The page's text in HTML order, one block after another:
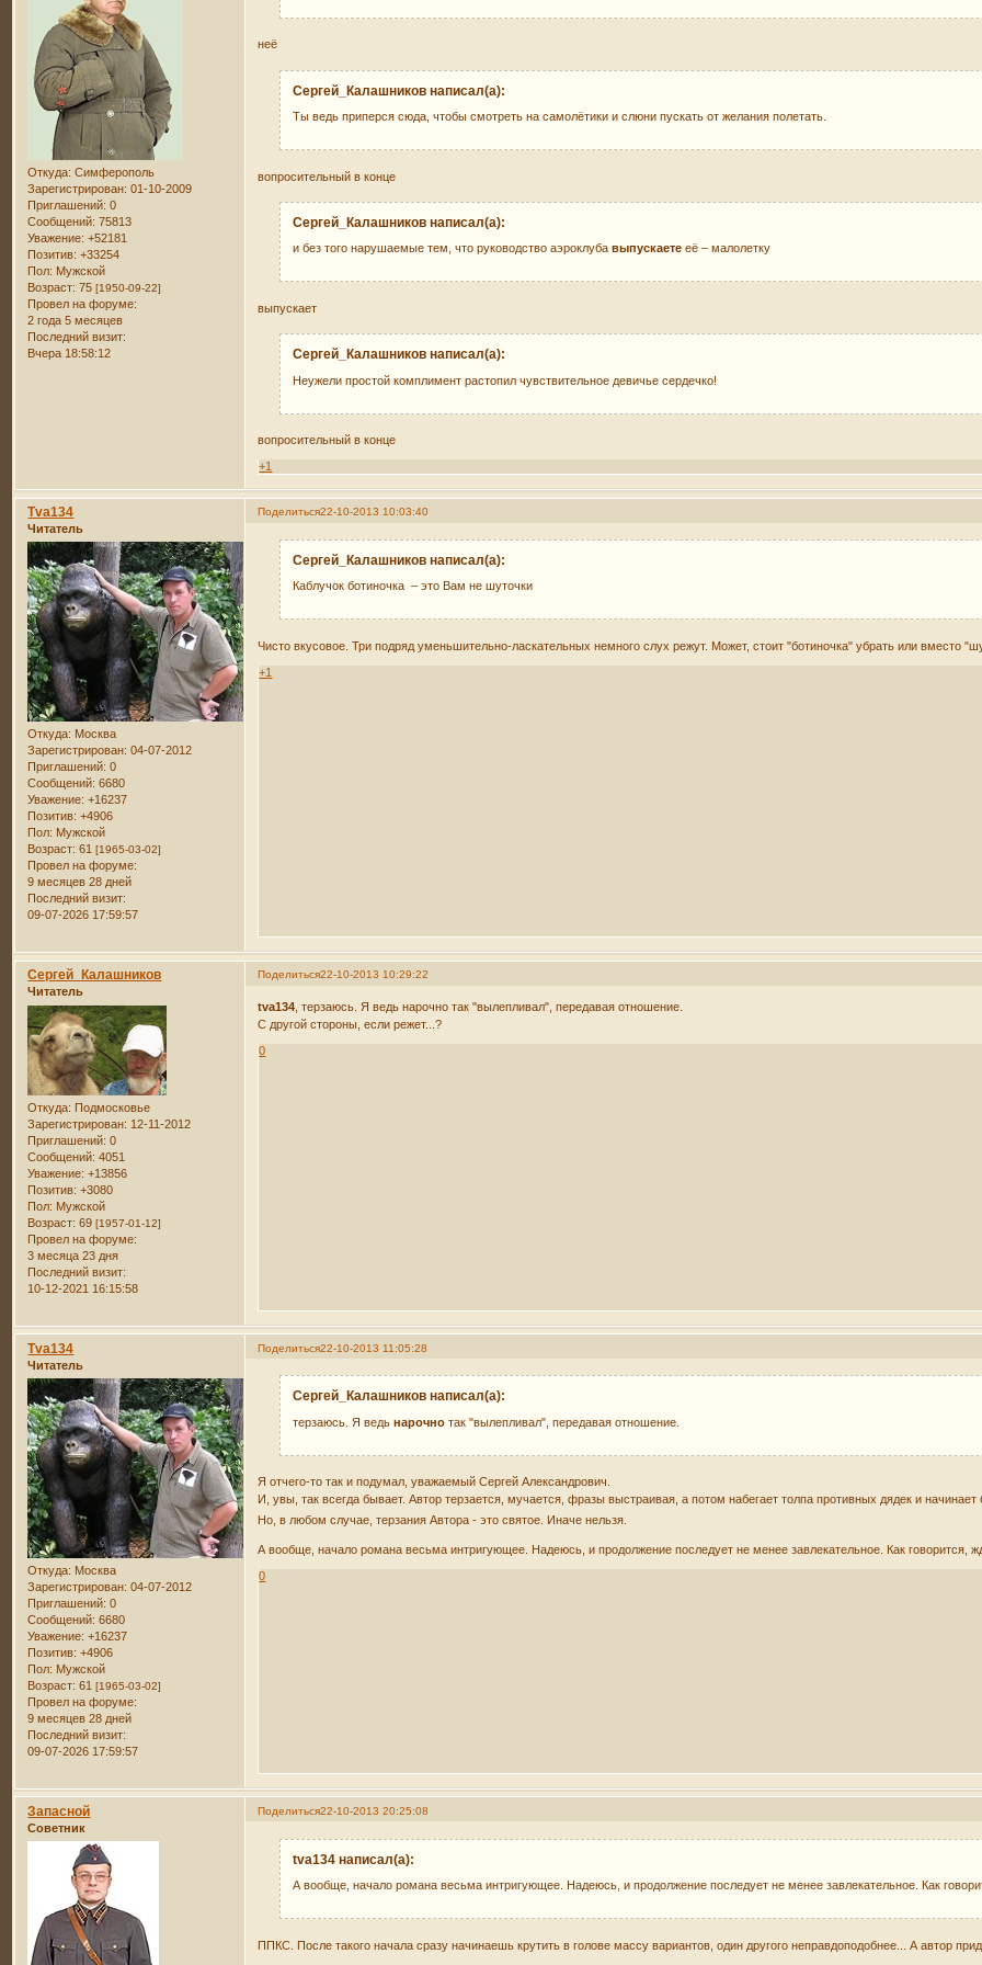
Откуда: Симферополь
Зарегистрирован: 01-10-2009
Приглашений: 0
Сообщений: 75813
Уважение: +52181
Позитив: +33254
Пол: Мужской
Возраст: 75[1950-09-22]
Провел на форуме:
2 года 5 месяцев
Последний визит:
Вчера 18:58:12
неё
Сергей_Калашников написал(а):
Ты ведь приперся сюда, чтобы смотреть на самолётики и слюни пускать от желания полетать.
вопросительный в конце
Сергей_Калашников написал(а):
и без того нарушаемые тем, что руководство аэроклубавыпускаете её – малолетку
выпускает
Сергей_Калашников написал(а):
Неужели простой комплимент растопил чувствительное девичье сердечко!
вопросительный в конце
+1
Поделиться22-10-2013 10:03:40
Tva134
Читатель
Откуда: Москва
Зарегистрирован: 04-07-2012
Приглашений: 0
Сообщений: 6680
Уважение: +16237
Позитив: +4906
Пол: Мужской
Возраст: 61[1965-03-02]
Провел на форуме:
9 месяцев 28 дней
Последний визит:
09-07-2026 17:59:57
Сергей_Калашников написал(а):
Каблучок ботиночка – это Вам не шуточки
Чисто вкусовое. Три подряд уменьшительно-ласкательных немного слух режут. Может, стоит "ботиночка" убрать или вместо
+1
Поделиться22-10-2013 10:29:22
Сергей_Калашников
Читатель
Откуда: Подмосковье
Зарегистрирован: 12-11-2012
Приглашений: 0
Сообщений: 4051
Уважение: +13856
Позитив: +3080
Пол: Мужской
Возраст: 69[1957-01-12]
Провел на форуме:
3 месяца 23 дня
Последний визит:
10-12-2021 16:15:58
tva134 , терзаюсь. Я ведь нарочно так "вылепливал", передавая отношение.
С другой стороны, если режет...?
0
Поделиться22-10-2013 11:05:28
Tva134
Читатель
Откуда: Москва
Зарегистрирован: 04-07-2012
Приглашений: 0
Сообщений: 6680
Уважение: +16237
Позитив: +4906
Пол: Мужской
Возраст: 61[1965-03-02]
Провел на форуме:
9 месяцев 28 дней
Последний визит:
09-07-2026 17:59:57
Сергей_Калашников написал(а):
терзаюсь. Я ведьнарочнотак "вылепливал", передавая отношение.
Я отчего-то так и подумал, уважаемый Сергей Александрович.
И, увы, так всегда бывает. Автор терзается, мучается, фразы выстраивая, а потом набегает толпа противных дядек и
Но, в любом случае, терзания Автора - это святое. Иначе нельзя.
А вообще, начало романа весьма интригующее. Надеюсь, и продолжение последует не менее завлекательное. Как говорится,
0
Поделиться22-10-2013 20:25:08
Запасной
Советник
tva134 написал(а):
А вообще, начало романа весьма интригующее. Надеюсь, и продолжение последует не менее завлекательное. Как
ППКС. После такого начала сразу начинаешь крутить в голове массу вариантов, один другого неправдоподобнее... А автор